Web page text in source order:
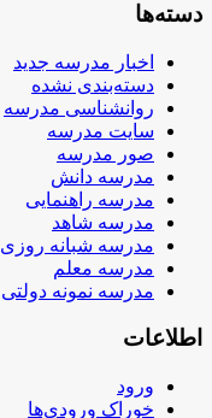
دسته‌ها
اخبار مدرسه جدید
دسته‌بندی نشده
روانشناسی مدرسه
سایت مدرسه
صور مدرسه
مدرسه دانش
مدرسه راهنمایی
مدرسه شاهد
مدرسه شبانه روزی
مدرسه معلم
مدرسه نمونه دولتی
اطلاعات
ورود
خوراک ورودی‌ها